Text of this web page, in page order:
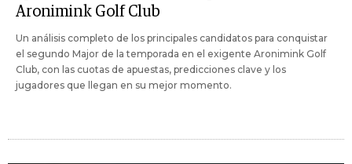
Aronimink Golf Club
Un análisis completo de los principales candidatos para conquistar
el segundo Major de la temporada en el exigente Aronimink Golf
Club, con las cuotas de apuestas, predicciones clave y los
jugadores que llegan en su mejor momento.